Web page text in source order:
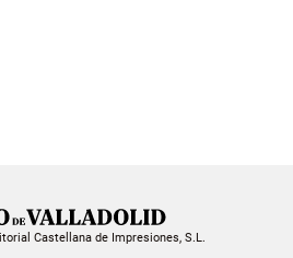
Castellana de Impresiones, S.L.